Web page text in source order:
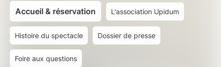
Accueil & réservation L'association Upidum
Histoire du spectacle Dossier de presse
Foire aux questions